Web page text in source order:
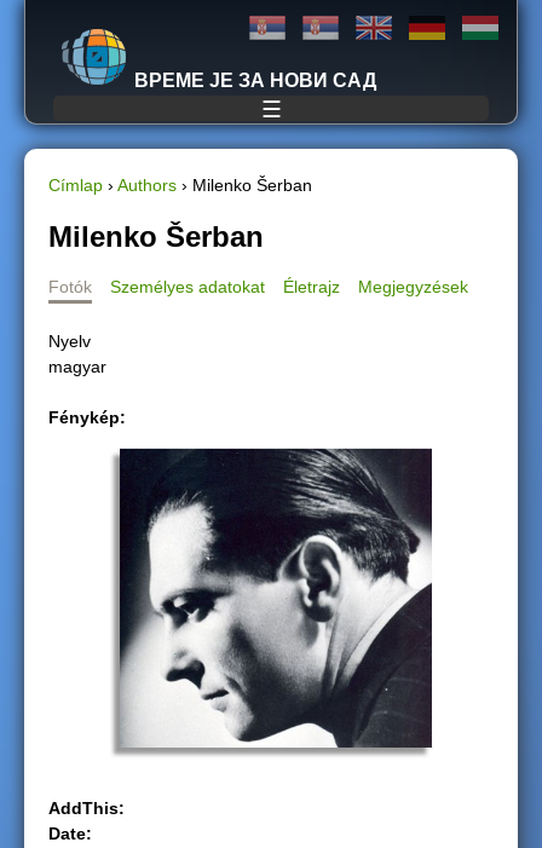
Jump to navigation
ВРЕМЕ ЈЕ ЗА НОВИ САД
☰
J
e
e
n
y
Címlap › Authors › Milenko Šerban
Milenko Šerban
Fotók Személyes adatokat Életrajz Megjegyzések
Nyelv
magyar
Fénykép:
AddThis:
Date: